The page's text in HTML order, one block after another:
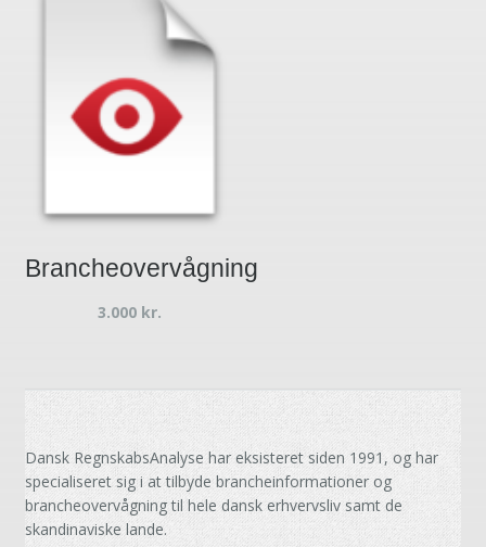
Brancheovervågning
3.000 kr.
Dansk RegnskabsAnalyse har eksisteret siden 1991, og har
specialiseret sig i at tilbyde brancheinformationer og
brancheovervågning til hele dansk erhvervsliv samt de
skandinaviske lande.